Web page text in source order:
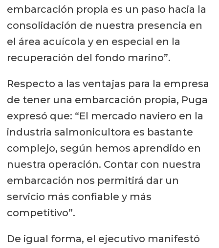
embarcación propia es un paso hacia la
consolidación de nuestra presencia en
el área acuícola y en especial en la
recuperación del fondo marino”.
Respecto a las ventajas para la empresa
de tener una embarcación propia, Puga
expresó que: “El mercado naviero en la
industria salmonicultora es bastante
complejo, según hemos aprendido en
nuestra operación. Contar con nuestra
embarcación nos permitirá dar un
servicio más confiable y más
competitivo”.
De igual forma, el ejecutivo manifestó